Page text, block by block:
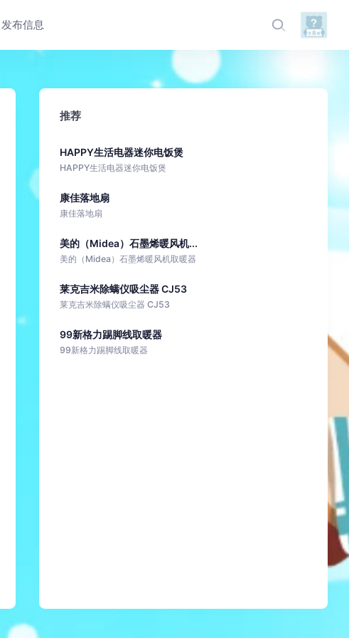
发布信息
推荐
HAPPY生活电器迷你电饭煲
HAPPY生活电器迷你电饭煲
康佳落地扇
康佳落地扇
美的（Midea）石墨烯暖风机...
美的（Midea）石墨烯暖风机取暖器
莱克吉米除螨仪吸尘器 CJ53
莱克吉米除螨仪吸尘器 CJ53
99新格力踢脚线取暖器
99新格力踢脚线取暖器